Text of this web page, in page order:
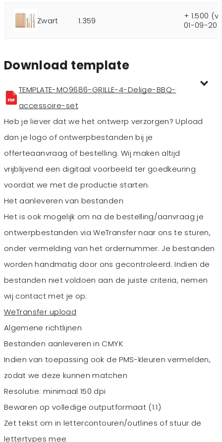
Zwart 1.359
+ 1.500
01-09-
Download template
TEMPLATE-MO9686-GRILLE-4-Delige-BBQ-
accessoire-set
Heb je liever dat we het ontwerp verzorgen? Upload
dan je logo of ontwerpbestanden bij je
offerteaanvraag of bestelling. Wij maken altijd
vrijblijvend een digitaal voorbeeld ter goedkeuring
voordat we met de productie starten.
Het aanleveren van bestanden
Het is ook mogelijk om na de bestelling/aanvraag je
ontwerpbestanden via WeTransfer naar ons te sturen,
onder vermelding van het ordernummer. Je bestanden
worden handmatig door ons gecontroleerd. Indien de
bestanden niet voldoen aan de juiste criteria, nemen
wij contact met je op.
WeTransfer upload
Algemene richtlijnen
Bestanden aanleveren in CMYK
Indien van toepassing ook de PMS-kleuren vermelden,
zodat we deze kunnen matchen
Resolutie: minimaal 150 dpi
Bewaren op volledige outputformaat (1:1)
Zet tekst om in lettercontouren/outlines of stuur de
lettertypes mee